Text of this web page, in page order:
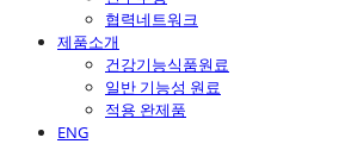
협력네트워크
제품소개
건강기능식품원료
일반 기능성 원료
적용 완제품
ENG